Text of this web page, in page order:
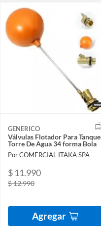
GENERICO
Válvulas Flotador Para Tanque
Torre De Agua 34 forma Bola
Por COMERCIAL ITAKA SPA
$ 11.990
$ 12.990
Agregar